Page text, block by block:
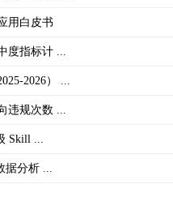
用白皮书
度指标计 ...
2026） ...
违规次数 ...
Skill ...
分析 ...